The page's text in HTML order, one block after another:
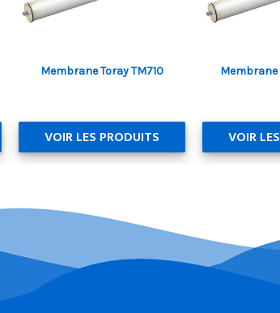
Membrane Toray TM710
VOIR LES PRODUITS
Membrane
VOIR